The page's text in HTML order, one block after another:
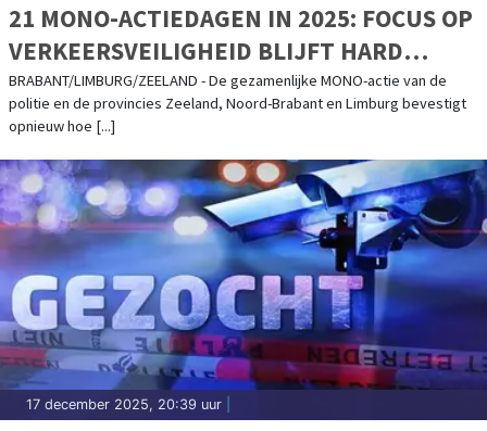
21 MONO-ACTIEDAGEN IN 2025: FOCUS OP
VERKEERSVEILIGHEID BLIJFT HARD
NODIG IN ZUID-NEDERLAND
BRABANT/LIMBURG/ZEELAND - De gezamenlijke MONO-actie van de
politie en de provincies Zeeland, Noord-Brabant en Limburg bevestigt
opnieuw hoe [...]
17 december 2025, 20:39 uur